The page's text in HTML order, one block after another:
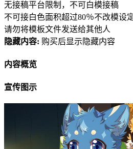
无接稿平台限制，不可白模接稿
不可接白色面积超过80％不改模设
请勿将模板文件发送给其他人
隐藏内容: 购买后显示隐藏内容
内容概览
宣传图示